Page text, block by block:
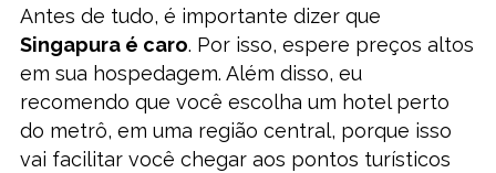
Antes de tudo, é importante dizer que
Singapura é caro. Por isso, espere preços altos
em sua hospedagem. Além disso, eu
recomendo que você escolha um hotel perto
do metrô, em uma região central, porque isso
vai facilitar você chegar aos pontos turísticos